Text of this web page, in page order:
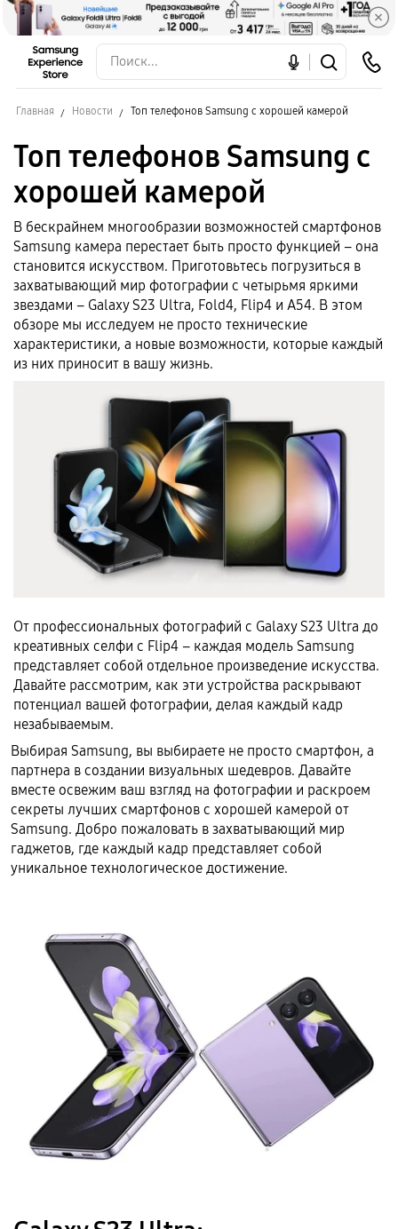
Главная Новости Топ телефонов Samsung с хорошей камерой
Топ телефонов Samsung с
хорошей камерой
В бескрайнем многообразии возможностей смартфонов
Samsung камера перестает быть просто функцией – она
становится искусством. Приготовьтесь погрузиться в
захватывающий мир фотографии с четырьмя яркими
звездами – Galaxy S23 Ultra, Fold4, Flip4 и A54. В этом
обзоре мы исследуем не просто технические
характеристики, а новые возможности, которые каждый
из них приносит в вашу жизнь.
От профессиональных фотографий с Galaxy S23 Ultra до
креативных селфи с Flip4 – каждая модель Samsung
представляет собой отдельное произведение искусства.
Давайте рассмотрим, как эти устройства раскрывают
потенциал вашей фотографии, делая каждый кадр
незабываемым.
Выбирая Samsung, вы выбираете не просто смартфон, а
партнера в создании визуальных шедевров. Давайте
вместе освежим ваш взгляд на фотографии и раскроем
секреты лучших смартфонов с хорошей камерой от
Samsung. Добро пожаловать в захватывающий мир
гаджетов, где каждый кадр представляет собой
уникальное технологическое достижение.